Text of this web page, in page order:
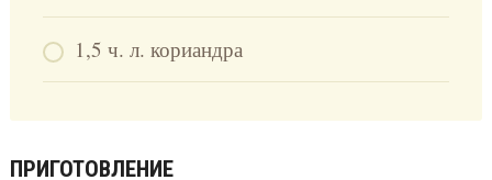
1,5 ч. л. кориандра
ПРИГОТОВЛЕНИЕ